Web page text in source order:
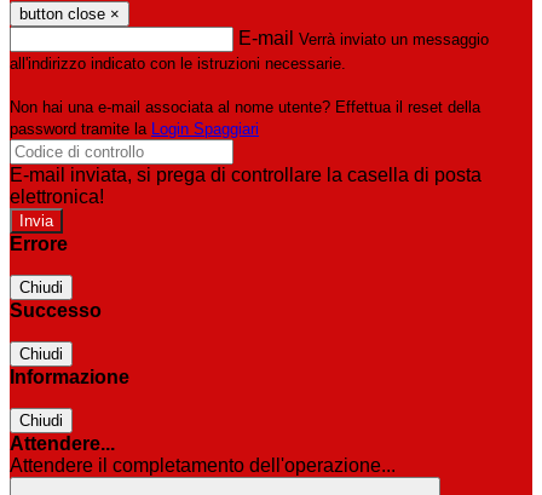
button close ×
E-mail Verrà inviato un messaggio
all'indirizzo indicato con le istruzioni necessarie.
Non hai una e-mail associata al nome utente? Effettua il reset della
password tramite la Login Spaggiari
E-mail inviata, si prega di controllare la casella di posta
elettronica!
Errore
Chiudi
Successo
Chiudi
Informazione
Chiudi
Attendere...
Attendere il completamento dell'operazione...